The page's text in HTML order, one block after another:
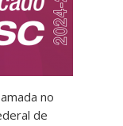
no
de